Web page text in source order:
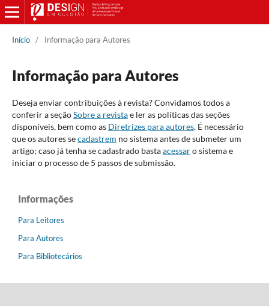
Início / Informação para Autores
Informação para Autores
Deseja enviar contribuições à revista? Convidamos todos a
conferir a seçãoSobre a revistae ler as políticas das seções
disponíveis, bem como as Diretrizes para autores. É necessário
que os autores secadastrem no sistema antes de submeter um
artigo; caso já tenha se cadastrado bastaacessaro sistema e
iniciar o processo de 5 passos de submissão.
Informações
Para Leitores
Para Autores
Para Bibliotecários